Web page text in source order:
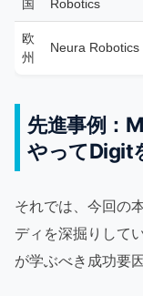
国 Robotics
欧
州
Neura Robotics
先進事例：
やってDigit
それでは、今回の
ディを深掘りして
が学ぶべき成功要